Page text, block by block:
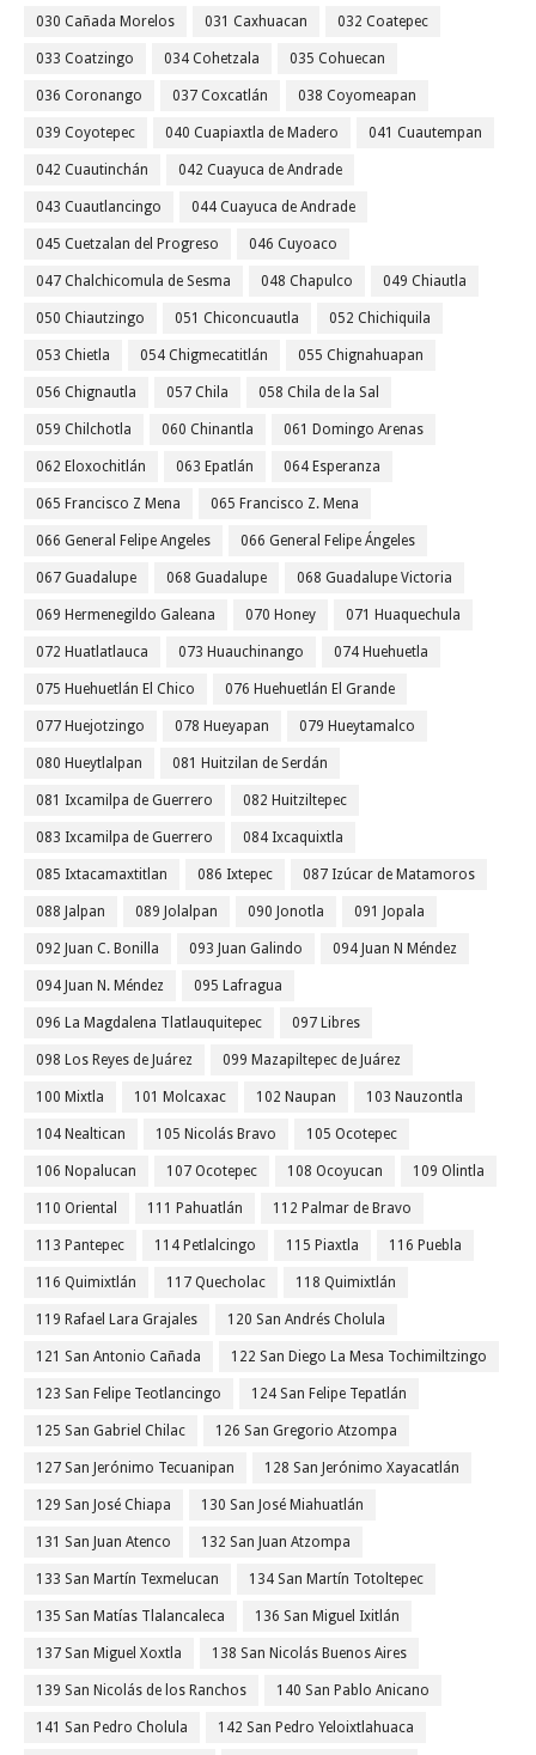
030 Cañada Morelos 031 Caxhuacan 032 Coatepec
033 Coatzingo 034 Cohetzala 035 Cohuecan
036 Coronango 037 Coxcatlán 038 Coyomeapan
039 Coyotepec 040 Cuapiaxtla de Madero 041 Cuautempan
042 Cuautinchán 042 Cuayuca de Andrade
043 Cuautlancingo 044 Cuayuca de Andrade
045 Cuetzalan del Progreso 046 Cuyoaco
047 Chalchicomula de Sesma 048 Chapulco 049 Chiautla
050 Chiautzingo 051 Chiconcuautla 052 Chichiquila
053 Chietla 054 Chigmecatitlán 055 Chignahuapan
056 Chignautla 057 Chila 058 Chila de la Sal
059 Chilchotla 060 Chinantla 061 Domingo Arenas
062 Eloxochitlán 063 Epatlán 064 Esperanza
065 Francisco Z Mena 065 Francisco Z. Mena
066 General Felipe Angeles 066 General Felipe Ángeles
067 Guadalupe 068 Guadalupe 068 Guadalupe Victoria
069 Hermenegildo Galeana 070 Honey 071 Huaquechula
072 Huatlatlauca 073 Huauchinango 074 Huehuetla
075 Huehuetlán El Chico 076 Huehuetlán El Grande
077 Huejotzingo 078 Hueyapan 079 Hueytamalco
080 Hueytlalpan 081 Huitzilan de Serdán
081 Ixcamilpa de Guerrero 082 Huitziltepec
083 Ixcamilpa de Guerrero 084 Ixcaquixtla
085 Ixtacamaxtitlan 086 Ixtepec 087 Izúcar de Matamoros
088 Jalpan 089 Jolalpan 090 Jonotla 091 Jopala
092 Juan C. Bonilla 093 Juan Galindo 094 Juan N Méndez
094 Juan N. Méndez 095 Lafragua
096 La Magdalena Tlatlauquitepec 097 Libres
098 Los Reyes de Juárez 099 Mazapiltepec de Juárez
100 Mixtla 101 Molcaxac 102 Naupan 103 Nauzontla
104 Nealtican 105 Nicolás Bravo 105 Ocotepec
106 Nopalucan 107 Ocotepec 108 Ocoyucan 109 Olintla
110 Oriental 111 Pahuatlán 112 Palmar de Bravo
113 Pantepec 114 Petlalcingo 115 Piaxtla 116 Puebla
116 Quimixtlán 117 Quecholac 118 Quimixtlán
119 Rafael Lara Grajales 120 San Andrés Cholula
121 San Antonio Cañada 122 San Diego La Mesa Tochimiltzingo
123 San Felipe Teotlancingo 124 San Felipe Tepatlán
125 San Gabriel Chilac 126 San Gregorio Atzompa
127 San Jerónimo Tecuanipan 128 San Jerónimo Xayacatlán
129 San José Chiapa 130 San José Miahuatlán
131 San Juan Atenco 132 San Juan Atzompa
133 San Martín Texmelucan 134 San Martín Totoltepec
135 San Matías Tlalancaleca 136 San Miguel Ixitlán
137 San Miguel Xoxtla 138 San Nicolás Buenos Aires
139 San Nicolás de los Ranchos 140 San Pablo Anicano
141 San Pedro Cholula 142 San Pedro Yeloixtlahuaca